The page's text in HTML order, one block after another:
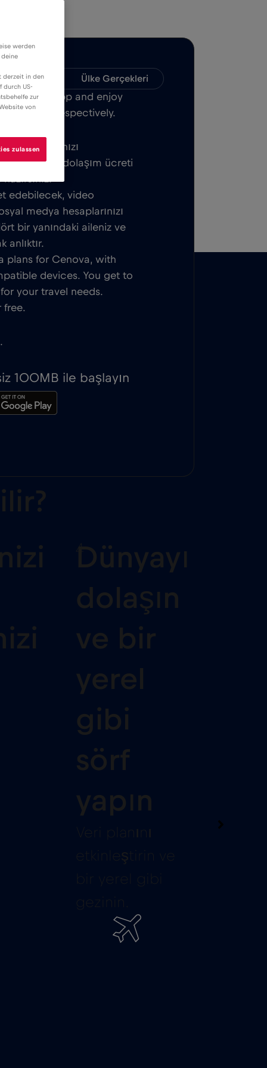
Uyumluluk Ülke Gerçekleri
MOBILE App and enjoy
Cenova respectively.
eSIM kartınızı
temel veya dolaşım ücreti
edebilecek, video
medya hesaplarınızı
bir yanındaki aileniz ve
anlıktır.
plans for Cenova, with
devices. You get to
your travel needs.
free.
100MB ile başlayın
4Dünyayı
dolaşın
ve bir
yerel
gibi
sörf
yapın
Veri planını
etkinleştirin ve
gezinin.
werden
deine
derzeit in den
durch US-
zur
von
zulassen